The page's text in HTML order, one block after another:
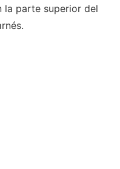
la parte superior del